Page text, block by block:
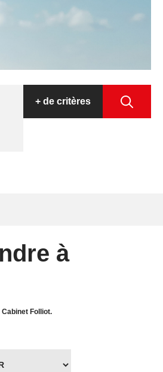
+ de critères
à
Folliot.